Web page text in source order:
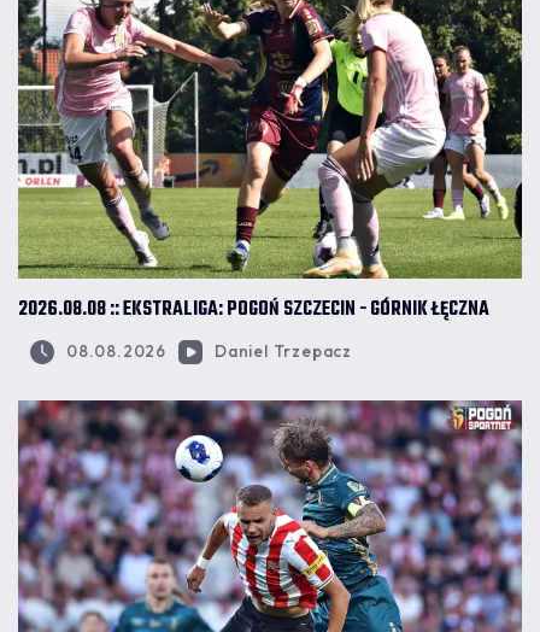
2026.08.08 :: EKSTRALIGA: POGOŃ SZCZECIN - GÓRNIK ŁĘCZNA
08.08.2026 Daniel Trzepacz